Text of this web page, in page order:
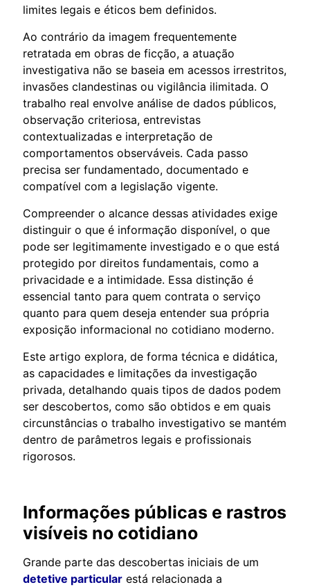
limites legais e éticos bem definidos.
Ao contrário da imagem frequentemente
retratada em obras de ficção, a atuação
investigativa não se baseia em acessos irrestritos,
invasões clandestinas ou vigilância ilimitada. O
trabalho real envolve análise de dados públicos,
observação criteriosa, entrevistas
contextualizadas e interpretação de
comportamentos observáveis. Cada passo
precisa ser fundamentado, documentado e
compatível com a legislação vigente.
Compreender o alcance dessas atividades exige
distinguir o que é informação disponível, o que
pode ser legitimamente investigado e o que está
protegido por direitos fundamentais, como a
privacidade e a intimidade. Essa distinção é
essencial tanto para quem contrata o serviço
quanto para quem deseja entender sua própria
exposição informacional no cotidiano moderno.
Este artigo explora, de forma técnica e didática,
as capacidades e limitações da investigação
privada, detalhando quais tipos de dados podem
ser descobertos, como são obtidos e em quais
circunstâncias o trabalho investigativo se mantém
dentro de parâmetros legais e profissionais
rigorosos.
Informações públicas e rastros
visíveis no cotidiano
Grande parte das descobertas iniciais de um
detetive particular está relacionada a